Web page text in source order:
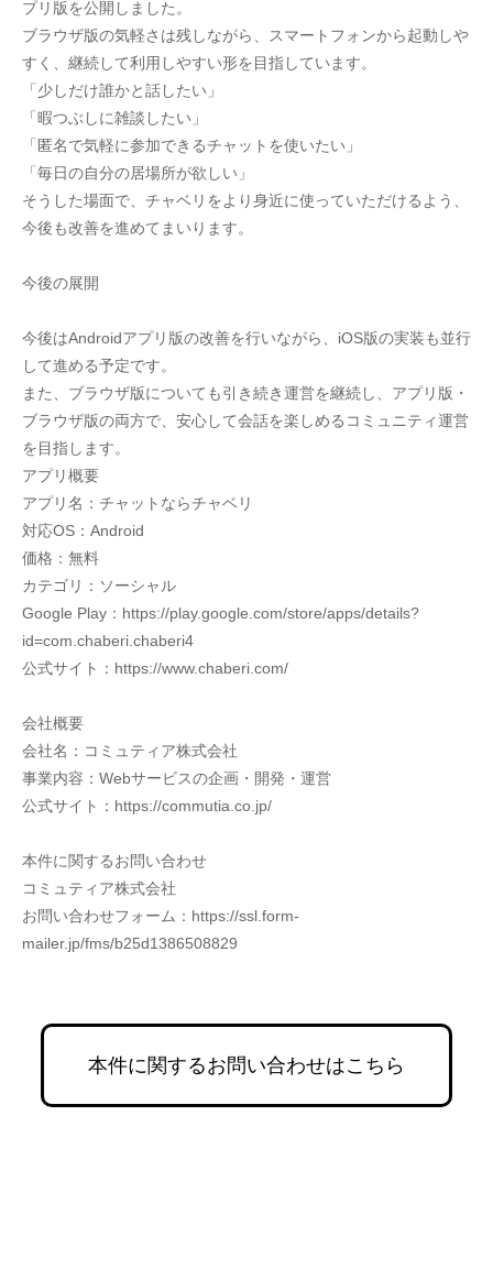
プリ版を公開しました。
ブラウザ版の気軽さは残しながら、スマートフォンから起動しや
すく、継続して利用しやすい形を目指しています。
「少しだけ誰かと話したい」
「暇つぶしに雑談したい」
「匿名で気軽に参加できるチャットを使いたい」
「毎日の自分の居場所が欲しい」
そうした場面で、チャベリをより身近に使っていただけるよう、
今後も改善を進めてまいります。
今後の展開
今後はAndroidアプリ版の改善を行いながら、iOS版の実装も並行
して進める予定です。
また、ブラウザ版についても引き続き運営を継続し、アプリ版・
ブラウザ版の両方で、安心して会話を楽しめるコミュニティ運営
を目指します。
アプリ概要
アプリ名：チャットならチャベリ
対応OS：Android
価格：無料
カテゴリ：ソーシャル
Google Play：https://play.google.com/store/apps/details?
id=com.chaberi.chaberi4
公式サイト：https://www.chaberi.com/
会社概要
会社名：コミュティア株式会社
事業内容：Webサービスの企画・開発・運営
公式サイト：https://commutia.co.jp/
本件に関するお問い合わせ
コミュティア株式会社
お問い合わせフォーム：https://ssl.form-
mailer.jp/fms/b25d1386508829
本件に関するお問い合わせはこちら